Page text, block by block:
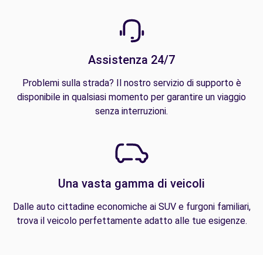
Assistenza 24/7
Problemi sulla strada? Il nostro servizio di supporto è
disponibile in qualsiasi momento per garantire un viaggio
senza interruzioni.
Una vasta gamma di veicoli
Dalle auto cittadine economiche ai SUV e furgoni familiari,
trova il veicolo perfettamente adatto alle tue esigenze.